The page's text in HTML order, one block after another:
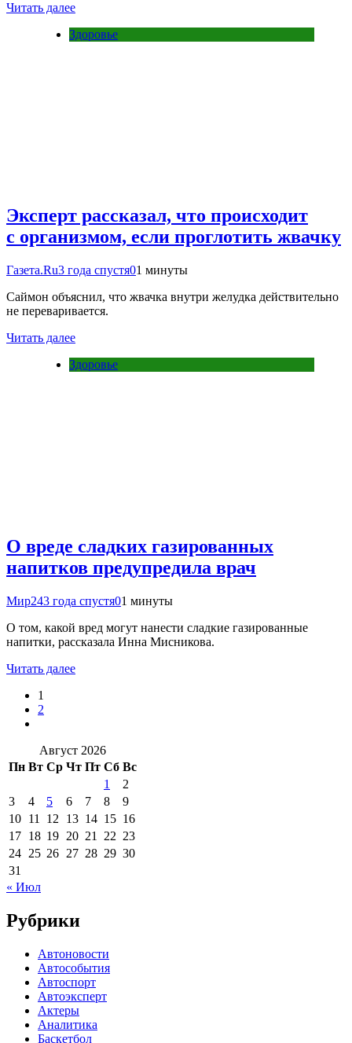
Читать далее
Здоровье
Эксперт рассказал, что происходит
с организмом, если проглотить жвачку
Газета.Ru3 года спустя01 минуты
Саймон объяснил, что жвачка внутри желудка действительно
не переваривается.
Читать далее
Здоровье
О вреде сладких газированных
напитков предупредила врач
Мир243 года спустя01 минуты
О том, какой вред могут нанести сладкие газированные
напитки, рассказала Инна Мисникова.
Читать далее
1
2
Август 2026
Пн Вт Ср Чт Пт Сб Вс
1
2
3
4 5 6 7 8
9
10 11 12 13 14 15 16
17 18 19 20 21 22 23
24 25 26 27 28 29 30
31
« Июл
Рубрики
Автоновости
Автособытия
Автоспорт
Автоэксперт
Актеры
Аналитика
Баскетбол